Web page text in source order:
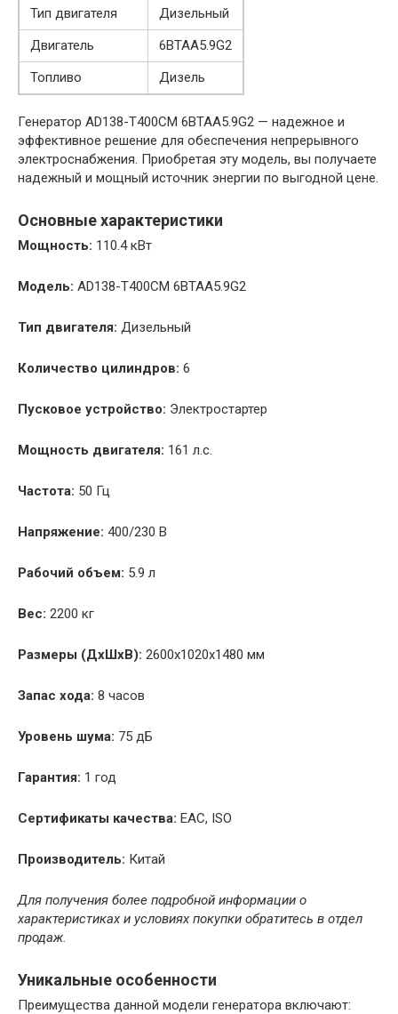
Тип двигателя
Дизельный
Двигатель
6BTAA5.9G2
Топливо
Дизель
Генератор AD138-T400CM 6BTAA5.9G2 — надежное и
эффективное решение для обеспечения непрерывного
электроснабжения. Приобретая эту модель, вы получаете
надежный и мощный источник энергии по выгодной цене.
Основные характеристики
Мощность: 110.4 кВт
Модель: AD138-T400CM 6BTAA5.9G2
Тип двигателя: Дизельный
Количество цилиндров: 6
Пусковое устройство: Электростартер
Мощность двигателя: 161 л.с.
Частота: 50 Гц
Напряжение: 400/230 В
Рабочий объем: 5.9 л
Вес: 2200 кг
Размеры (ДxШxВ): 2600x1020x1480 мм
Запас хода: 8 часов
Уровень шума: 75 дБ
Гарантия: 1 год
Сертификаты качества: ЕAC, ISO
Производитель: Китай
Для получения более подробной информации о
характеристиках и условиях покупки обратитесь в отдел
продаж.
Уникальные особенности
Преимущества данной модели генератора включают: